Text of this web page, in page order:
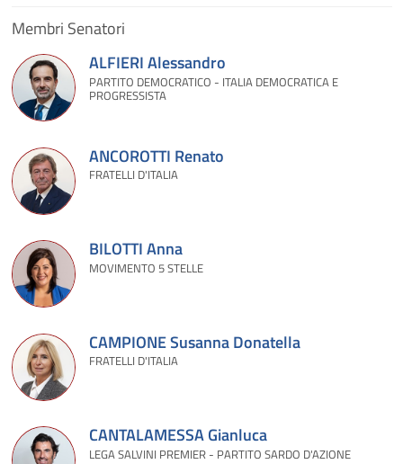
Membri Senatori
ALFIERI Alessandro
PARTITO DEMOCRATICO - ITALIA DEMOCRATICA E
PROGRESSISTA
ANCOROTTI Renato
FRATELLI D'ITALIA
BILOTTI Anna
MOVIMENTO 5 STELLE
CAMPIONE Susanna Donatella
FRATELLI D'ITALIA
CANTALAMESSA Gianluca
LEGA SALVINI PREMIER - PARTITO SARDO D'AZIONE